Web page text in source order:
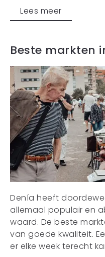
Lees meer
Beste markten
Denía heeft
allemaal populair en
waard. De beste
van goede kwaliteit.
er elke week terecht